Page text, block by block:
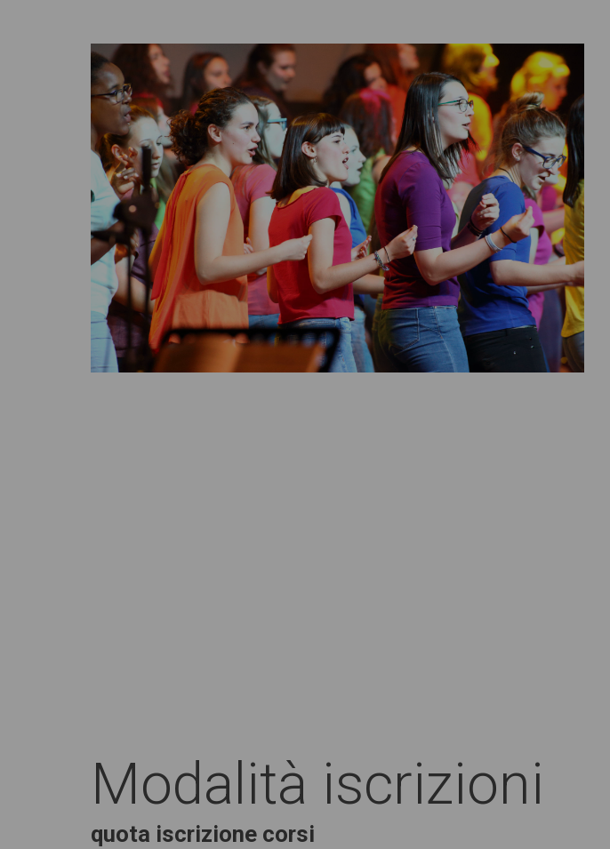
Modalità iscrizioni
quota iscrizione corsi